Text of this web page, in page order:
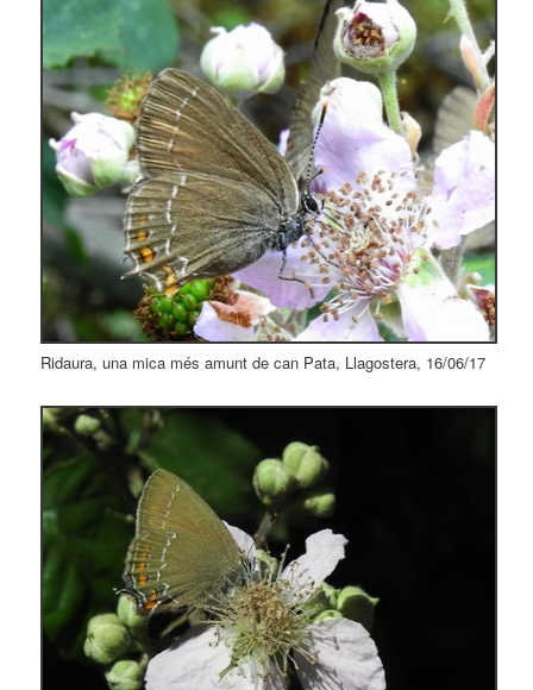
Ridaura, una mica més amunt de can Pata, Llagostera, 16/06/17